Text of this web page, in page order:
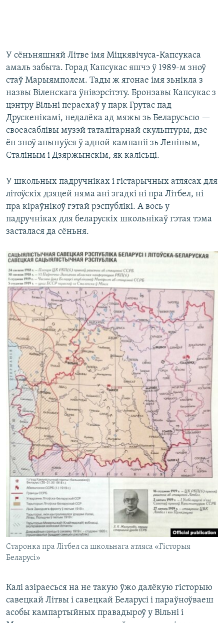
У сёньняшняй Літве імя Міцкявічуса-Капсукаса
амаль забыта. Горад Капсукас яшчэ ў 1989-м зноў
стаў Марыямполем. Тады ж ягонае імя зьнікла з
назвы Віленскага ўнівэрсітэту. Бронзавы Капсукас з
цэнтру Вільні пераехаў у парк Грутас пад
Друскенікамі, недалёка ад мяжы зь Беларусьсю —
своеасаблівы музэй таталітарнай скульптуры, дзе
ён зноў апынуўся ў адной кампаніі зь Леніным,
Сталіным і Дзяржынскім, як калісьці.
У школьных падручніках і гістарычных атлясах для
літоўскіх дзяцей няма ані згадкі ні пра Літбел, ні
пра кіраўнікоў гэтай рэспублікі. А вось у
падручніках для беларускіх школьнікаў гэтая тэма
засталася да сёньня.
Cтаронка пра Літбел са школьнага атляса «Гісторыя
Беларусі»
Калі азіраесься на не такую ўжо далёкую гісторыю
савецкай Літвы і савецкай Беларусі і параўноўваеш
асобы кампартыйных правадыроў у Вільні і